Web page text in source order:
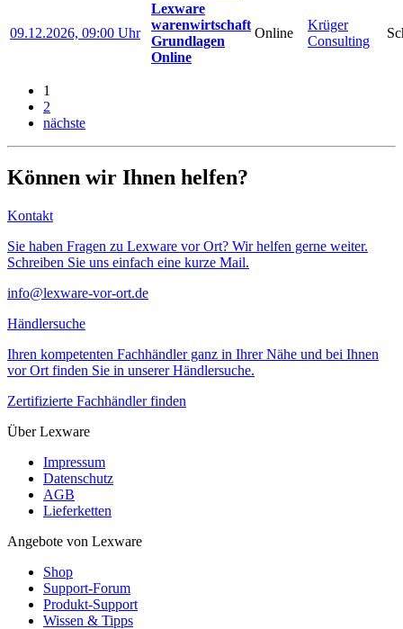
09.12.2026, 09:00 Uhr
Lexware
warenwirtschaft
Grundlagen
Online
Online
Krüger
Consulting
1
2
nächste
Können wir Ihnen helfen?
Kontakt
Sie haben Fragen zu Lexware vor Ort? Wir helfen gerne weiter.
Schreiben Sie uns einfach eine kurze Mail.
info@lexware-vor-ort.de
Händlersuche
Ihren kompetenten Fachhändler ganz in Ihrer Nähe und bei Ihnen
vor Ort finden Sie in unserer Händlersuche.
Zertifizierte Fachhändler finden
Über Lexware
Impressum
Datenschutz
AGB
Lieferketten
Angebote von Lexware
Shop
Support-Forum
Produkt-Support
Wissen & Tipps